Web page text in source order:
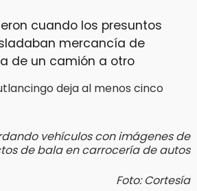
cuando los presuntos
mercancía de
de un camión a otro
vehículos con imágenes de
de bala en carrocería de autos
Foto: Cortesía